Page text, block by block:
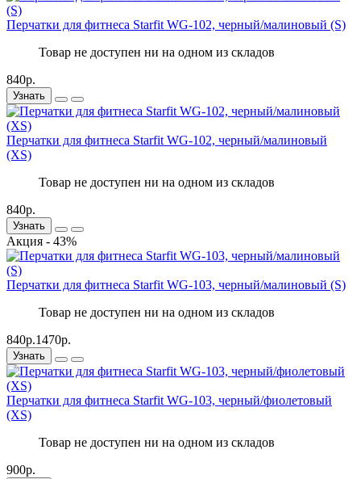
Перчатки для фитнеса Starfit WG-102, черный/малиновый (S)
Товар не доступен ни на одном из складов
840р.
Узнать
Перчатки для фитнеса Starfit WG-102, черный/малиновый
(XS)
Товар не доступен ни на одном из складов
840р.
Узнать
Акция - 43%
Перчатки для фитнеса Starfit WG-103, черный/малиновый (S)
Товар не доступен ни на одном из складов
840р.1470р.
Узнать
Перчатки для фитнеса Starfit WG-103, черный/фиолетовый
(XS)
Товар не доступен ни на одном из складов
900р.